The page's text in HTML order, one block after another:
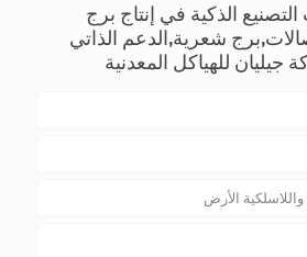
الذكية في إنتاج برج
شعرية,الدعم الذاتي
للهياكل المعدنية
الأرض